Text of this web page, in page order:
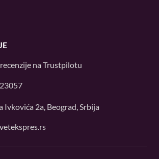
naTrustpilotu
2a, Beograd, Srbija